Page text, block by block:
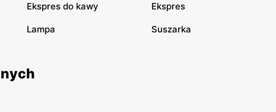
Ekspres do kawy Ekspres
Lampa Suszarka